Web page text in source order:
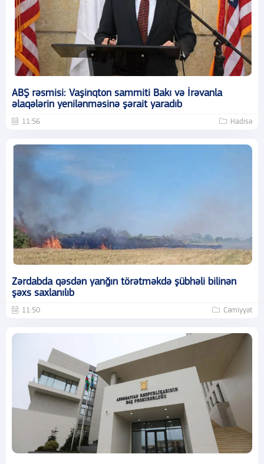
ABŞ rəsmisi: Vaşinqton sammiti Bakı və İrəvanla
əlaqələrin yenilənməsinə şərait yaradıb
11:56 Hadisə
Zərdabda qəsdən yanğın törətməkdə şübhəli bilinən
şəxs saxlanılıb
11:50 Cəmiyyət